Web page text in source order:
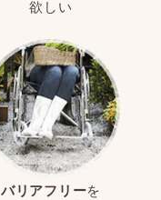
欲しい
バリアフリーを